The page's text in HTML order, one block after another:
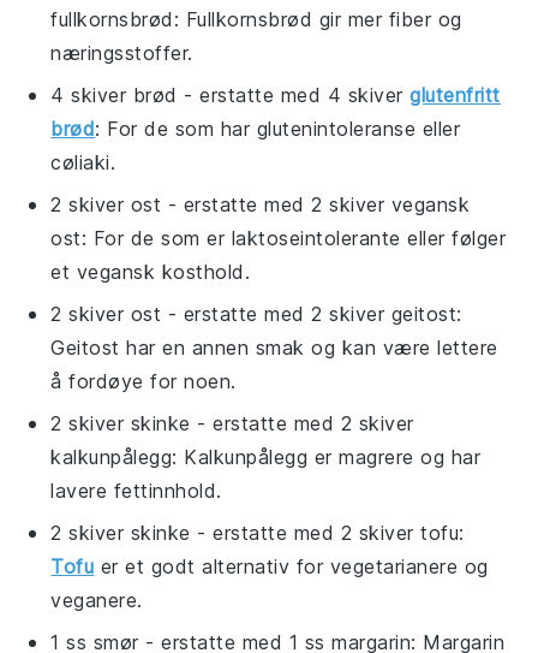
fullkornsbrød : Fullkornsbrød gir mer fiber og
næringsstoffer.
4 skiver brød - erstatte med 4 skiverglutenfritt
brød: For de som har glutenintoleranse eller
cøliaki.
2 skiver ost - erstatte med2 skiver vegansk
ost: For de som er laktoseintolerante eller følger
et vegansk kosthold.
2 skiver ost - erstatte med2 skiver geitost:
Geitost har en annen smak og kan være lettere
å fordøye for noen.
2 skiver skinke - erstatte med 2 skiver
kalkunpålegg: Kalkunpålegg er magrere og har
lavere fettinnhold.
2 skiver skinke - erstatte med 2 skiver tofu:
Tofu er et godt alternativ for vegetarianere og
veganere.
1 ss smør - erstatte med 1 ss margarin: Margarin